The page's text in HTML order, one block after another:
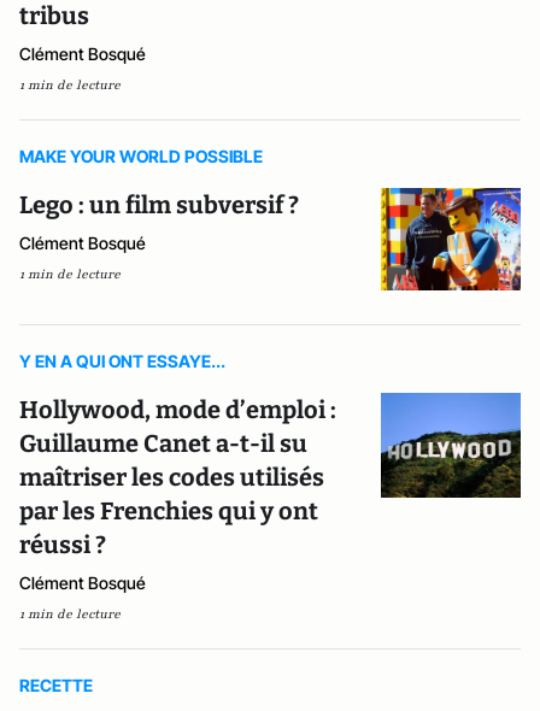
tribus
Clément Bosqué
1 min de lecture
MAKE YOUR WORLD POSSIBLE
Lego : un film subversif ?
Clément Bosqué
1 min de lecture
Y EN A QUI ONT ESSAYE...
Hollywood, mode d’emploi :
Guillaume Canet a-t-il su
maîtriser les codes utilisés
par les Frenchies qui y ont
réussi ?
Clément Bosqué
1 min de lecture
RECETTE